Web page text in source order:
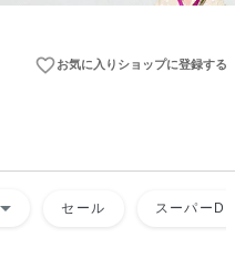
favorite_borderお気に入りショップに登録する
arrow_drop_down セール スーパー